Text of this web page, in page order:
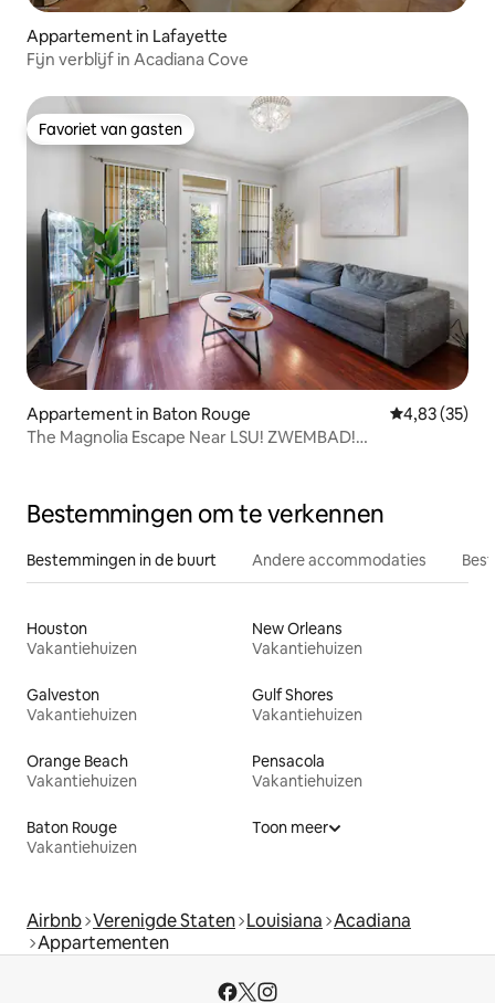
Appartement in Lafayette
Fijn verblijf in Acadiana Cove
Favoriet van gasten
Favoriet van gasten
Appartement in Baton Rouge Gemiddelde
4,83 (35)
The Magnolia Escape Near LSU! ZWEMBAD!
Bestemmingen om te verkennen
Bestemmingen in de buurt Andere accommodaties
Houston
Vakantiehuizen
New Orleans
Vakantiehuizen
Galveston
Vakantiehuizen
Gulf Shores
Vakantiehuizen
Orange Beach
Vakantiehuizen
Pensacola
Vakantiehuizen
Baton Rouge
Vakantiehuizen
Toon meer
Airbnb Verenigde Staten Louisiana Acadiana
Appartementen